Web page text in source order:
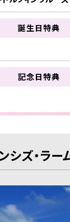
誕生日特典
記念日特典
シズ・ラ